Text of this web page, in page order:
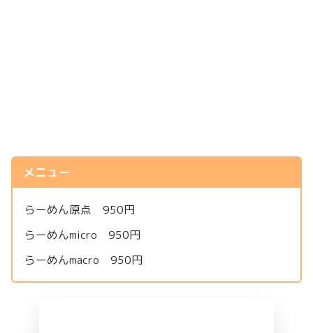
メニュー
らーめん原点 950円
らーめんmicro 950円
らーめんmacro 950円